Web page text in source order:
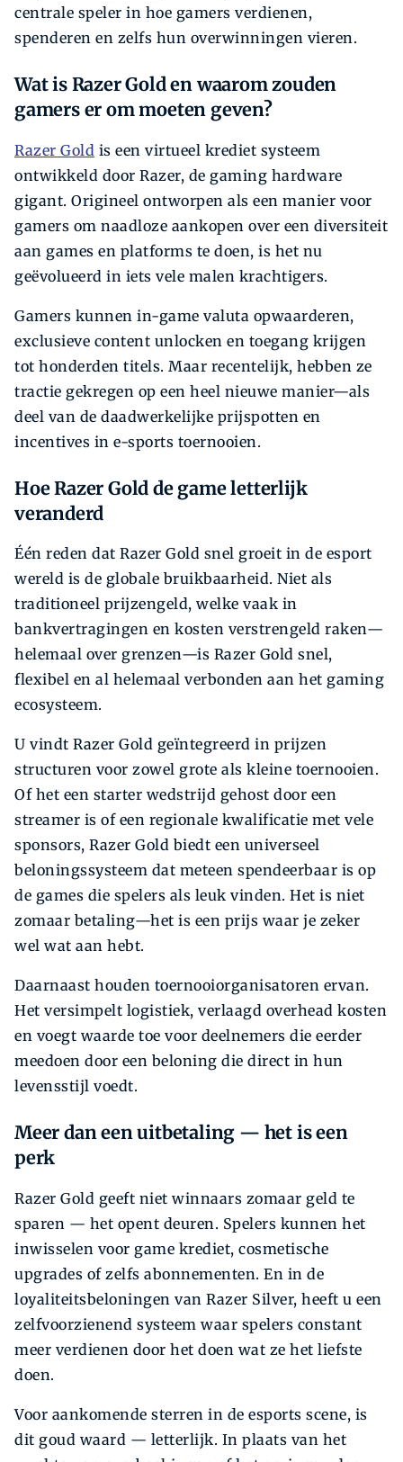
centrale speler in hoe gamers verdienen,
spenderen en zelfs hun overwinningen vieren.
Wat is Razer Gold en waarom zouden
gamers er om moeten geven?
Razer Gold is een virtueel krediet systeem
ontwikkeld door Razer, de gaming hardware
gigant. Origineel ontworpen als een manier voor
gamers om naadloze aankopen over een diversiteit
aan games en platforms te doen, is het nu
geëvolueerd in iets vele malen krachtigers.
Gamers kunnen in-game valuta opwaarderen,
exclusieve content unlocken en toegang krijgen
tot honderden titels. Maar recentelijk, hebben ze
tractie gekregen op een heel nieuwe manier—als
deel van de daadwerkelijke prijspotten en
incentives in e-sports toernooien.
Hoe Razer Gold de game letterlijk
veranderd
Één reden dat Razer Gold snel groeit in de esport
wereld is de globale bruikbaarheid. Niet als
traditioneel prijzengeld, welke vaak in
bankvertragingen en kosten verstrengeld raken—
helemaal over grenzen—is Razer Gold snel,
flexibel en al helemaal verbonden aan het gaming
ecosysteem.
U vindt Razer Gold geïntegreerd in prijzen
structuren voor zowel grote als kleine toernooien.
Of het een starter wedstrijd gehost door een
streamer is of een regionale kwalificatie met vele
sponsors, Razer Gold biedt een universeel
beloningssysteem dat meteen spendeerbaar is op
de games die spelers als leuk vinden. Het is niet
zomaar betaling—het is een prijs waar je zeker
wel wat aan hebt.
Daarnaast houden toernooiorganisatoren ervan.
Het versimpelt logistiek, verlaagd overhead kosten
en voegt waarde toe voor deelnemers die eerder
meedoen door een beloning die direct in hun
levensstijl voedt.
Meer dan een uitbetaling — het is een
perk
Razer Gold geeft niet winnaars zomaar geld te
sparen — het opent deuren. Spelers kunnen het
inwisselen voor game krediet, cosmetische
upgrades of zelfs abonnementen. En in de
loyaliteitsbeloningen van Razer Silver, heeft u een
zelfvoorzienend systeem waar spelers constant
meer verdienen door het doen wat ze het liefste
doen.
Voor aankomende sterren in de esports scene, is
dit goud waard — letterlijk. In plaats van het